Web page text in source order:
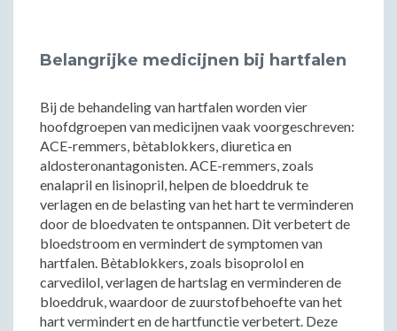
Belangrijke medicijnen bij hartfalen
Bij de behandeling van hartfalen worden vier
hoofdgroepen van medicijnen vaak voorgeschreven:
ACE-remmers, bètablokkers, diuretica en
aldosteronantagonisten. ACE-remmers, zoals
enalapril en lisinopril, helpen de bloeddruk te
verlagen en de belasting van het hart te verminderen
door de bloedvaten te ontspannen. Dit verbetert de
bloedstroom en vermindert de symptomen van
hartfalen. Bètablokkers, zoals bisoprolol en
carvedilol, verlagen de hartslag en verminderen de
bloeddruk, waardoor de zuurstofbehoefte van het
hart vermindert en de hartfunctie verbetert. Deze